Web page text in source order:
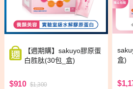
【週期購】sakuyo膠原蛋
白胜肽(30包_盒)
$910 $1,300
盒)